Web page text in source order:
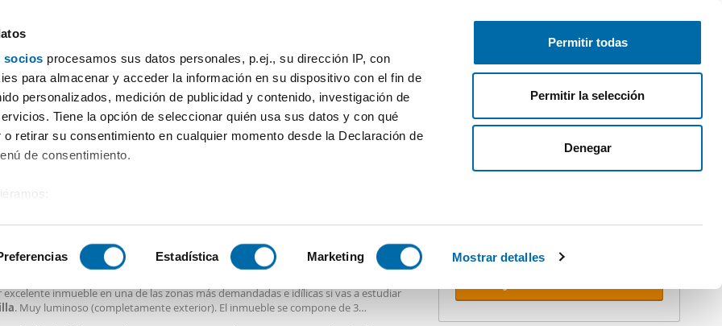
socios procesamos sus datos personales, p.ej., su dirección IP, con
para almacenar y acceder la información en su dispositivo con el fin de
personalizados, medición de publicidad y contenido, investigación de
Tiene la opción de seleccionar quién usa sus datos y con qué
retirar su consentimiento en cualquier momento desde la Declaración de
de consentimiento.
analizándolo activamente para buscar características específicas (huellas
cómo se procesan sus datos personales y establezca sus
de datos. Puede cambiar o retirar su consentimiento en cualquier momento
Estadística Marketing Mostrar detalles
Permitir todas
Permitir la selección
Denegar
Publica gratis Inicia sesión
Habitaciones Más filtros - 3
piso amueblado Bellavista Sevilla
Calle Tarfia, Reina Mercedes - Heliópolis, Sevilla,
excelente inmueble en una de las zonas más demandadas e idílicas si vas a estudiar
. Muy luminoso (completamente exterior). El inmueble se compone de 3
No dejes que te adelanten. Recibe en